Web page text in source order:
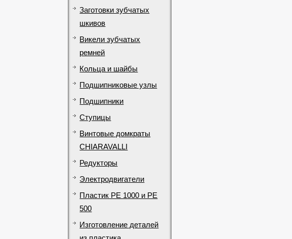
Заготовки зубчатых
шкивов
Викели зубчатых
ремней
Кольца и шайбы
Подшипниковые узлы
Подшипники
Ступицы
Винтовые домкраты
CHIARAVALLI
Редукторы
Электродвигатели
Пластик PE 1000 и PE
500
Изготовление деталей